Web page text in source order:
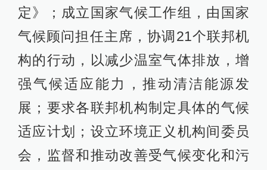
定》；成立国家气候工作组，由国家
气候顾问担任主席，协调21个联邦机
构的行动，以减少温室气体排放，增
强气候适应能力，推动清洁能源发
展；要求各联邦机构制定具体的气候
适应计划；设立环境正义机构间委员
会，监督和推动改善受气候变化和污